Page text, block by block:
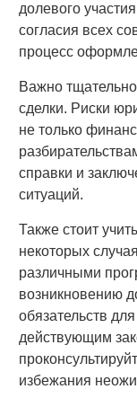
долевого
согласия всех
процесс
Важно
сделки. Риски
не только
справки и
ситуаций.
Также стоит
некоторых
различными
возникновению
обязательств
действующим
избежания